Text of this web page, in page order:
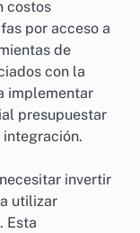
costos
por acceso a
de
con la
implementar
presupuestar
invertir
utilizar
Esta